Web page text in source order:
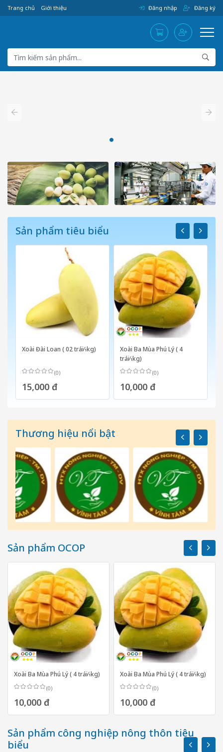
Trang chủ Giới thiệu Đăng nhập Đăng ký
Sản phẩm tiêu biểu
Xoài Đài Loan ( 02 trái⁄1kg)
(0)
15,000 đ
Xoài Ba Mùa Phú Lý ( 4
trái⁄1kg)
(0)
10,000 đ
Thương hiệu nổi bật
Sản phẩm OCOP
Xoài Ba Mùa Phú Lý ( 4 trái⁄1kg)
(0)
10,000 đ
Xoài Ba Mùa Phú Lý ( 4 trái⁄1kg)
(0)
10,000 đ
Sản phẩm công nghiệp nông thôn tiêu
biểu